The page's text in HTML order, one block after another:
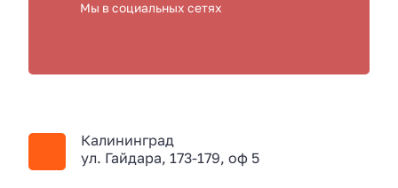
Мы в социальных сетях
Калининград
ул. Гайдара, 173-179, оф 5